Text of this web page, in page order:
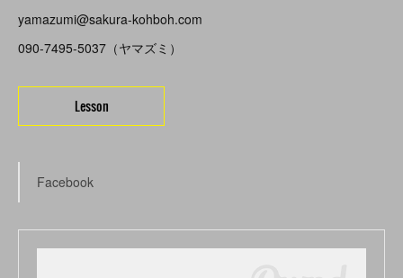
yamazumi@sakura-kohboh.com
090-7495-5037（ヤマズミ）
Lesson
Facebook